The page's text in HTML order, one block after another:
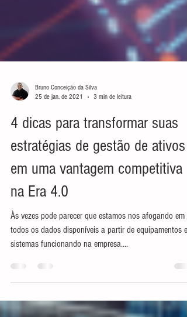
25 de jan. de 2021
3 min de leitura
4 dicas para transformar suas
estratégias de gestão de ativos
em uma vantagem competitiva
na Era 4.0
Às vezes pode parecer que estamos nos afogando em